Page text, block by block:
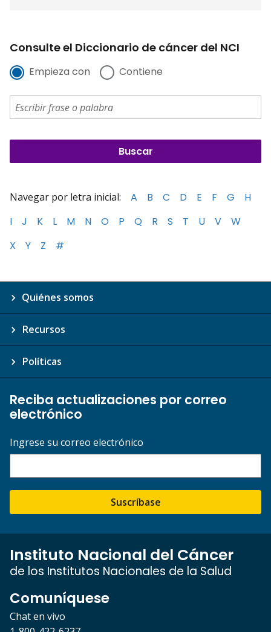
Consulte el Diccionario de cáncer del NCI
Empieza con Contiene
Navegar por letra inicial: A B C D E F G
H
I
J K L M N O P Q R S T U V
W
X
Y Z #
Quiénes somos
Recursos
Políticas
Reciba actualizaciones por correo
electrónico
Ingrese su correo electrónico
Suscríbase
Instituto Nacional del Cáncer
de los Institutos Nacionales de la Salud
Comuníquese
Chat en vivo